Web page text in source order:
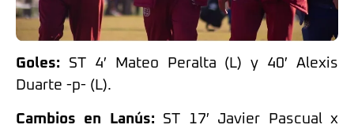
Goles: ST 4′ Mateo Peralta (L) y 40′ Alexis
Duarte -p- (L).
Cambios en Lanús: ST 17′ Javier Pascual x